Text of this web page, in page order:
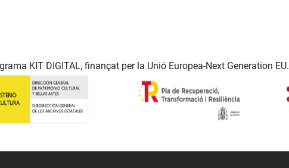
KIT DIGITAL, finançat per la Unió Europea-Next Generation EU.